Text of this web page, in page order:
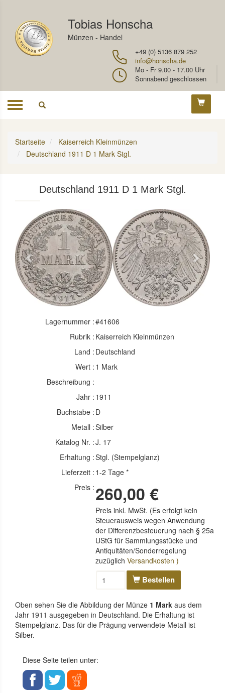
Tobias Honscha
Münzen - Handel
+49 (0) 5136 879 252
info@honscha.de
Mo - Fr 9.00 - 17.00 Uhr
Sonnabend geschlossen
Toggle
Startseite
Kaiserreich Kleinmünzen
Deutschland 1911 D 1 Mark Stgl.
Deutschland 1911 D 1 Mark Stgl.
Previous Next
Lagernummer :#41606
Rubrik : Kaiserreich Kleinmünzen
Land : Deutschland
Wert : 1 Mark
Beschreibung :
Jahr : 1911
Buchstabe : D
Metall :Silber
Katalog Nr. :J. 17
Erhaltung :Stgl. (Stempelglanz)
Lieferzeit : 1-2 Tage *
Preis : 260,00 €
Preis inkl. MwSt. (Es erfolgt kein
Steuerausweis wegen Anwendung
der Differenzbesteuerung nach § 25a
UStG für Sammlungsstücke und
Antiquitäten/Sonderregelung
zuzüglichVersandkosten )
Bestellen
Oben sehen Sie die Abbildung der Münze 1 Mark aus dem
Jahr 1911 ausgegeben in Deutschland. Die Erhaltung ist
Stempelglanz. Das für die Prägung verwendete Metall ist
Silber.
Diese Seite teilen unter: